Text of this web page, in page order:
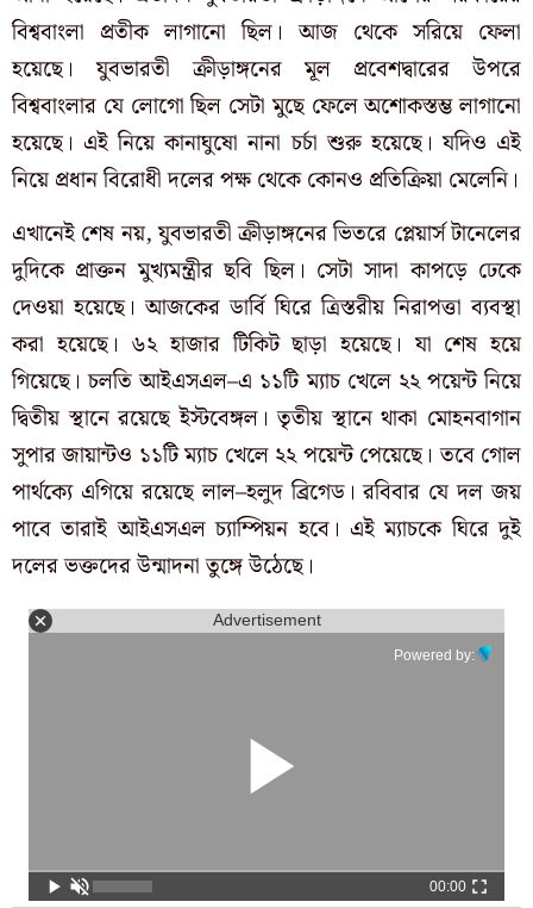
বিশ্ববাংলা প্রতীক লাগানো ছিল। আজ থেকে সরিয়ে ফেলা
হয়েছে। যুবভারতী ক্রীড়াঙ্গনের মূল প্রবেশদ্বারের উপরে
বিশ্ববাংলার যে লোগো ছিল সেটা মুছে ফেলে অশোকস্তম্ভ লাগানো
হয়েছে। এই নিয়ে কানাঘুষো নানা চর্চা শুরু হয়েছে। যদিও এই
নিয়ে প্রধান বিরোধী দলের পক্ষ থেকে কোনও প্রতিক্রিয়া মেলেনি।
এখানেই শেষ নয়, যুবভারতী ক্রীড়াঙ্গনের ভিতরে প্লেয়ার্স টানেলের
দুদিকে প্রাক্তন মুখ্যমন্ত্রীর ছবি ছিল। সেটা সাদা কাপড়ে ঢেকে
দেওয়া হয়েছে। আজকের ডার্বি ঘিরে ত্রিস্তরীয় নিরাপত্তা ব্যবস্থা
করা হয়েছে। ৬২ হাজার টিকিট ছাড়া হয়েছে। যা শেষ হয়ে
গিয়েছে। চলতি আইএসএল–এ ১১টি ম্যাচ খেলে ২২ পয়েন্ট নিয়ে
দ্বিতীয় স্থানে রয়েছে ইস্টবেঙ্গল। তৃতীয় স্থানে থাকা মোহনবাগান
সুপার জায়ান্টও ১১টি ম্যাচ খেলে ২২ পয়েন্ট পেয়েছে। তবে গোল
পার্থক্যে এগিয়ে রয়েছে লাল–হলুদ ব্রিগেড। রবিবার যে দল জয়
পাবে তারাই আইএসএল চ্যাম্পিয়ন হবে। এই ম্যাচকে ঘিরে দুই
দলের ভক্তদের উন্মাদনা তুঙ্গে উঠেছে।
Advertisement
Powered by:
00:00